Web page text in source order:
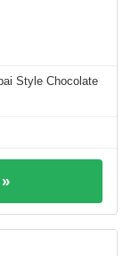
Style Chocolate